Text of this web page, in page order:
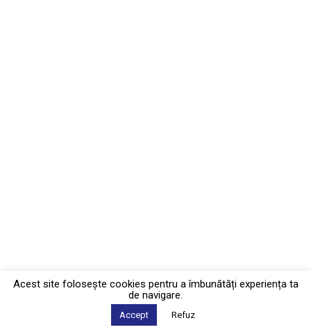
Acest site foloseşte cookies pentru a îmbunătăți experiența ta
de navigare.
Accept Refuz